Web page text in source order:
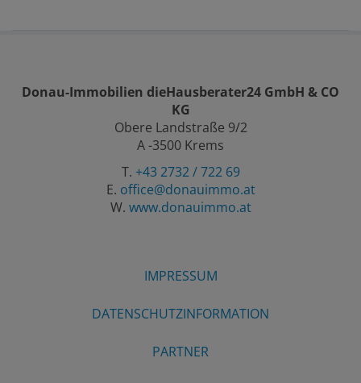
Donau-Immobilien dieHausberater24 GmbH & CO
KG
Obere Landstraße 9/2
A -3500 Krems
T. +43 2732 / 722 69
E. office@donauimmo.at
W. www.donauimmo.at
IMPRESSUM
DATENSCHUTZINFORMATION
PARTNER